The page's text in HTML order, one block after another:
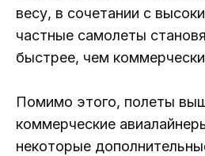
весу, в сочетании с
частные самолеты
быстрее, чем
Помимо этого, полеты
коммерческие
некоторые